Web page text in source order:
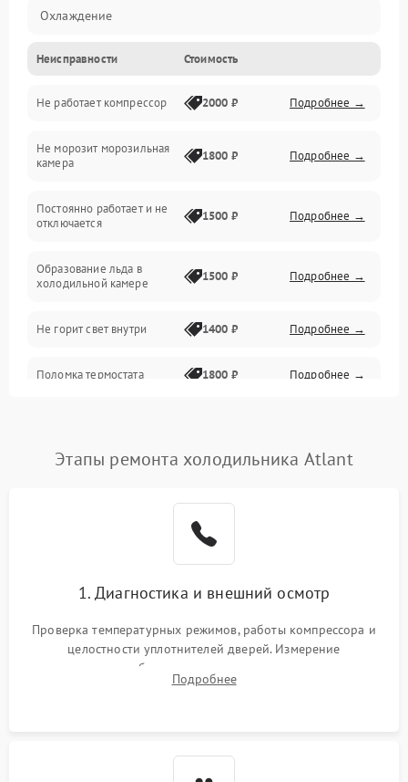
Охлаждение
Механика
Электропитание
Дренаж
Неисправности Стоимость
Не работает компрессор 2000 ₽ Подробнее →
Не морозит морозильная
камера
1800 ₽ Подробнее →
Постоянно работает и не
отключается
1500 ₽ Подробнее →
Образование льда в
холодильной камере
1500 ₽ Подробнее →
Не горит свет внутри 1400 ₽ Подробнее →
Поломка термостата 1800 ₽ Подробнее →
Поломка системы No Frost 2600 ₽ Подробнее →
работе
2000 ₽ Подробнее →
1000 ₽
1800 ₽
Этапы ремонта холодильника Atlant
1. Диагностика и внешний осмотр
Проверка температурных режимов, работы компрессора и
целостности уплотнителей дверей. Измерение
сопротивления обмоток мотора, проверка термостата и
считывание кодов ошибок с электронного дисплея.
Подробнее